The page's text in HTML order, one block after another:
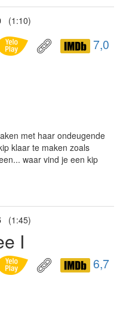
(1:10)
7,0
met haar ondeugende
klaar te maken zoals
waar vind je een kip
(1:45)
I
6,7